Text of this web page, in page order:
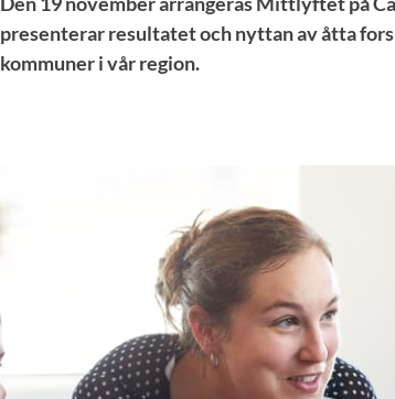
presenterar resultatet och nyttan av åtta
kommuner i vår region.